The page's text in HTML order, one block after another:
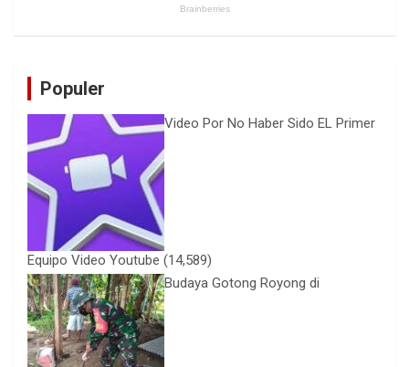
Populer
Video Por No Haber Sido EL Primer
Equipo Video Youtube (14,589)
Budaya Gotong Royong di